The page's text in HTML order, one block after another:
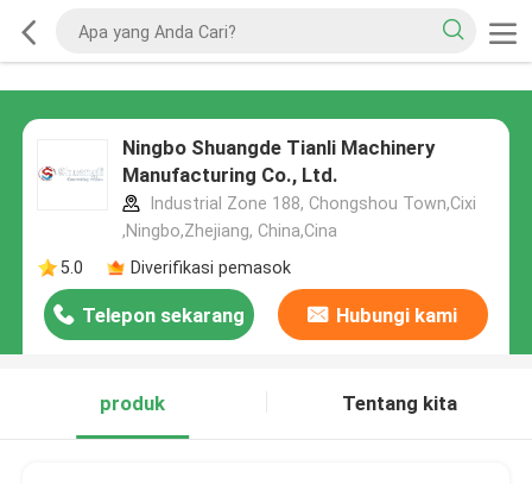
Ningbo Shuangde Tianli Machinery
Manufacturing Co., Ltd.
Industrial Zone 188, Chongshou Town,Cixi
,Ningbo,Zhejiang, China,Cina
5.0
Diverifikasi pemasok
Telepon sekarang Hubungi kami
produk Tentang kita